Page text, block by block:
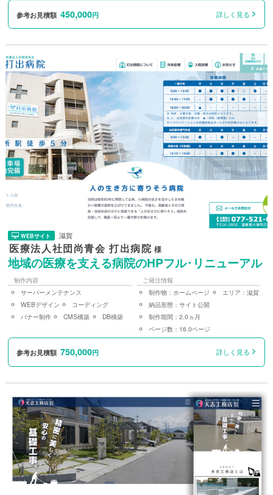
参考お見積額 450,000円 詳しく見る
WEBサイト 滋賀
医療法人社団尚青会 打出病院 様
地域の医療を支える病院のHPフル･リニューアル
制作内容
サーバーメンテナンス
WEBデザイン
コーディング
バナー制作
CMS構築 DB構築
ご発注情報
制作物： ホームページ エリア： 滋賀
納品形態：サイト公開
制作期間：2.0ヵ月
ページ数： 16.0ページ
参考お見積額 750,000円 詳しく見る